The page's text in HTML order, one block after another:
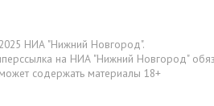
НИА "Нижний Новгород".
на НИА "Нижний Новгород"
содержать материалы 18+